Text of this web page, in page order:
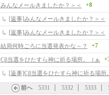
みんなメールきましたか？＞＜
+8
[返事]みんなメールきましたか？＞＜
[返事]みんなメールきましたか？＞＜
結局何時ごろに当選発表かな～？
+7
Cβ当選をひたすら神に祈る場所。（ぁ
[返事]Cβ当選をひたすら神に祈る場所
前へ 5331 5332 5333